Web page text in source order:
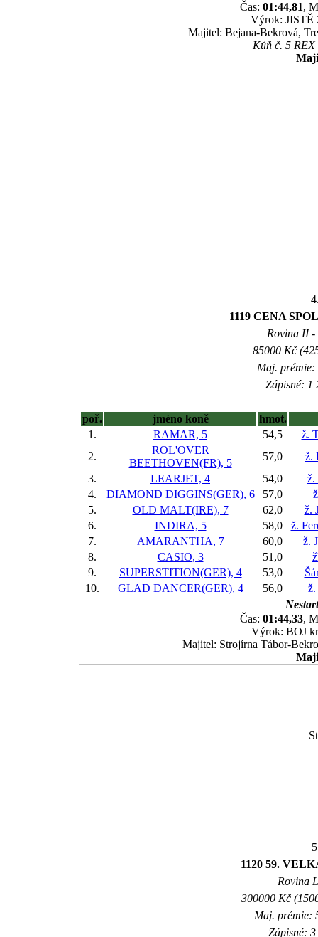
Čas: 01:44,81,
Výrok: JISTĚ
Majitel: Bejana-Bekrová,
Kůň č. 5
1119 CENA
Rovina II -
85000 Kč
Maj. prémie:
Zápisné: 1
poř. jméno koně
hmot.
1.
RAMAR, 5 54,5
ž.
2.
ROL'OVER
BEETHOVEN(FR), 5
57,0
ž.
3.
LEARJET, 4 54,0
ž.
4.
DIAMOND DIGGINS(GER), 6 57,0
5.
OLD MALT(IRE), 7 62,0
ž.
6.
INDIRA, 5 58,0
ž.
7.
AMARANTHA, 7 60,0
ž.
8.
CASIO, 3 51,0
9.
SUPERSTITION(GER), 4 53,0
10.
GLAD DANCER(GER), 4 56,0
ž.
Čas: 01:44,33,
Výrok: BOJ
Majitel: Strojírna Tábor-
1120 59.
Rovina
300000 Kč
Maj. prémie:
Zápisné: